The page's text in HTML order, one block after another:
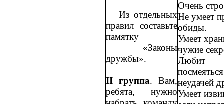
Из отдельных
правил составьте
памятку
«Законы
дружбы».
II группа. Вам,
ребята, нужно
Очень
Не умеет
обиды.
Умеет
чужие
Любит
неудачей
Умеет